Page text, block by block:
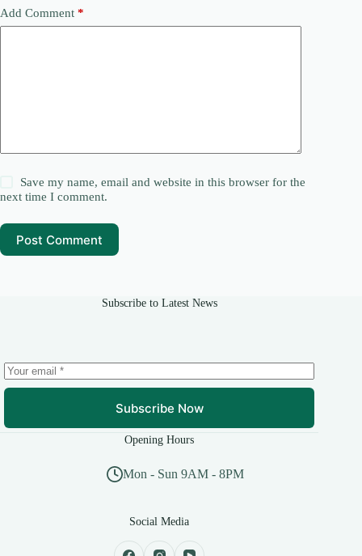
Add Comment *
Save my name, email and website in this browser for the
next time I comment.
Post Comment
Subscribe to Latest News
Subscribe Now
Opening Hours
Mon - Sun 9AM - 8PM
Social Media